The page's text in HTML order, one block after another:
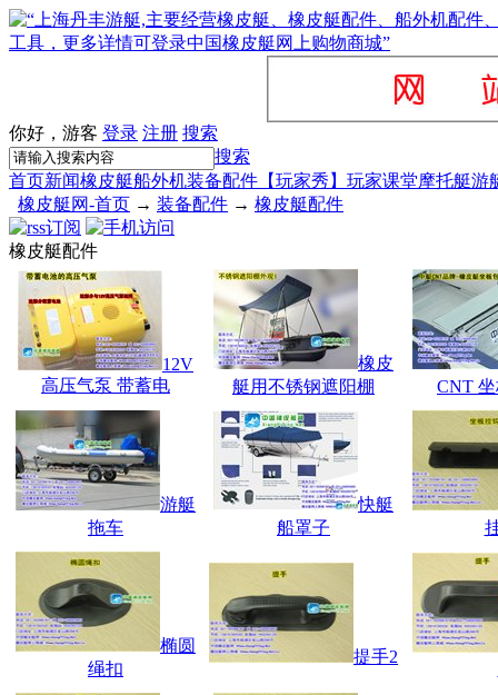
你好，游客 登录 注册 搜索
搜索
首页新闻橡皮艇船外机装备配件 【玩家秀】 玩家课堂摩托艇游
橡皮艇网-首页 → 装备配件 → 橡皮艇配件
橡皮艇配件
12V
高压气泵 带蓄电
橡皮
艇用不锈钢遮阳棚
CNT
游艇
拖车
快艇
船罩子
椭圆
绳扣
提手2